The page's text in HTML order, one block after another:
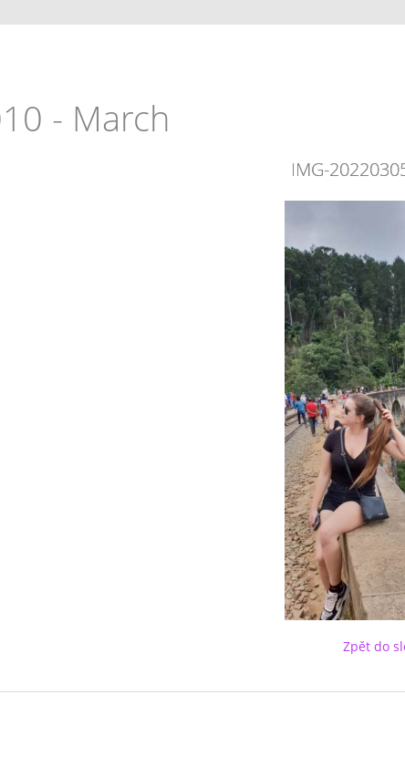
- March
IMG-
Zpět do